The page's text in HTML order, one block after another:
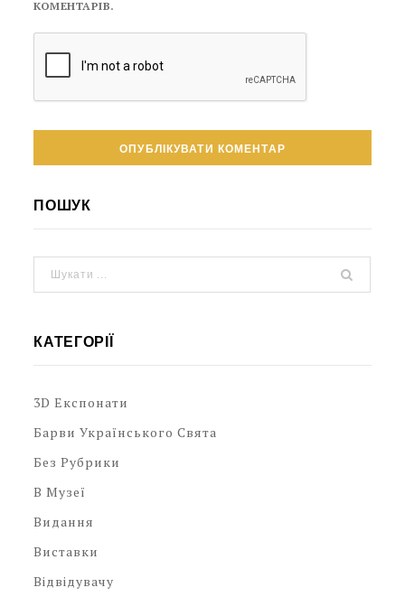
КОМЕНТАРІВ.
ПОШУК
КАТЕГОРІЇ
3D Експонати
Барви Українського Свята
Без Рубрики
В Музеї
Видання
Виставки
Відвідувачу